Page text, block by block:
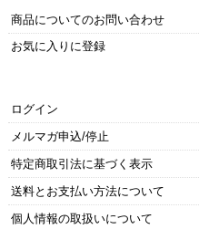
商品についてのお問い合わせ
お気に入りに登録
ログイン
メルマガ申込/停止
特定商取引法に基づく表示
送料とお支払い方法について
個人情報の取扱いについて